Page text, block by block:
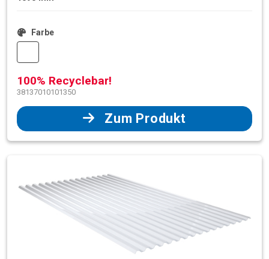
Farbe
100% Recyclebar!
38137010101350
Zum Produkt